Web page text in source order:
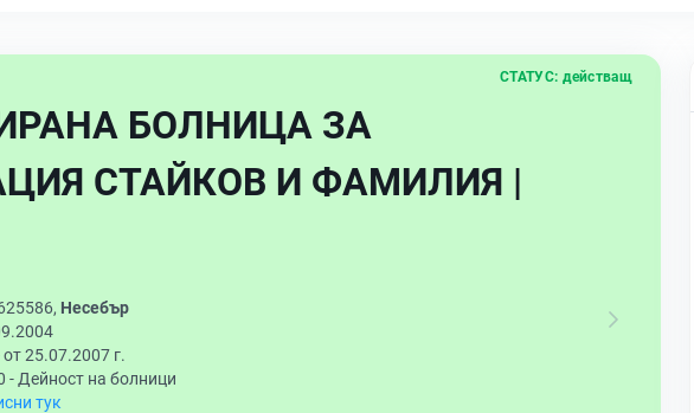
БОЛНИЦА ЗА
СТАЙКОВ И ФАМИЛИЯ |
СТАТУС: действащ
Несебър
25.07.2007 г.
- Дейност на болници
тук